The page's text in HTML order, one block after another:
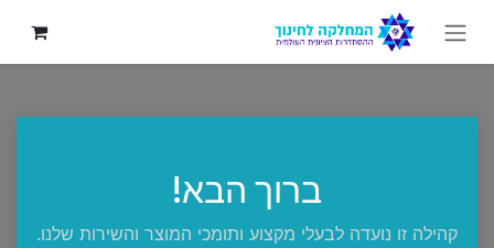
ברוך הבא!
קהילה זו נועדה לבעלי מקצוע ותומכי המוצר והשירות שלנו.